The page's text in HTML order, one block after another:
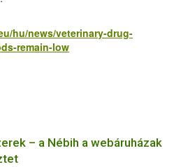
hu/news/veterinary-drug-
remain-low
– a Nébih a webáruházak